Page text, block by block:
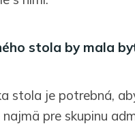
stola by mala
stola je potrebná,
pre skupinu